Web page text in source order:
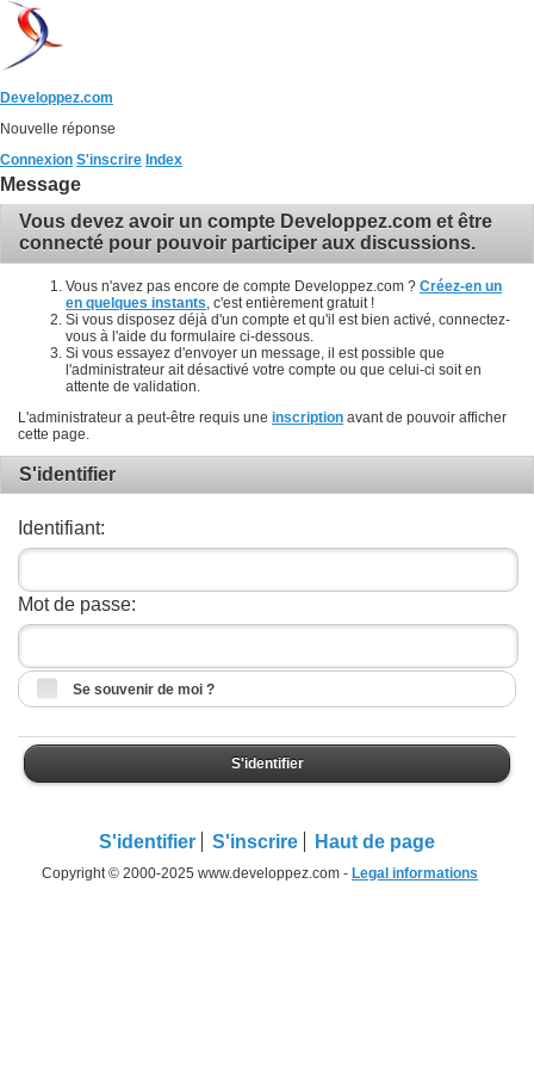
Developpez.com
Nouvelle réponse
Connexion S'inscrire Index
Message
Vous devez avoir un compte Developpez.com et être
connecté pour pouvoir participer aux discussions.
Vous n'avez pas encore de compte Developpez.com ? Créez-en un
en quelques instants , c'est entièrement gratuit !
Si vous disposez déjà d'un compte et qu'il est bien activé, connectez-
vous à l'aide du formulaire ci-dessous.
Si vous essayez d'envoyer un message, il est possible que
l'administrateur ait désactivé votre compte ou que celui-ci soit en
attente de validation.
L'administrateur a peut-être requis une inscription avant de pouvoir afficher
cette page.
S'identifier
Identifiant:
Mot de passe:
Se souvenir de moi ?
S'identifier
S'identifier S'inscrire Haut de page
Copyright © 2000-2025 www.developpez.com - Legal informations